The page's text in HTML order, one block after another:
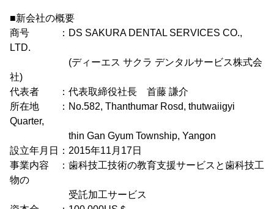
■新会社の概要
商号 ：DS SAKURA DENTAL SERVICES CO.,
LTD.
(ディーエス サクラ デンタルサービス株式会
社)
代表者 ：代表取締役社長 首藤 謙介
所在地 ：No.582, Thanthumar Rosd, thutwaiigyi
Quarter,
thin Gan Gyum Township, Yangon
設立年月日：2015年11月17日
事業内容 ：歯科技工技術の教育支援サービスと歯科技工
物の
受託加工サービス